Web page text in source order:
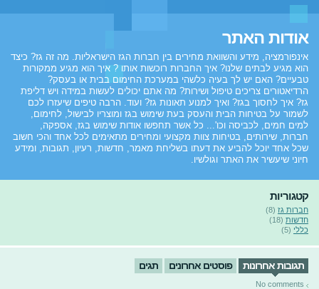
אודות האתר
אינפורמציה, מידע והשוואת מחירים בין חברות הגז הישראליות. מה זה גז? כיצד
הוא מגיע לבתים שלנו? איך החברות רוכשות אותו ? איך הוא מגיע ממקורות
טבעיים? האם יש לך בעיה כלשהי במערכת החימום בבית או בעסק?
הרדיאטורים צריכים טיפול ושירות? מה אתם יכולים לעשות במידה ויש דליפת
גז? איך לחסוך בגז? ואיך למנוע תאונות גז? ועוד. הרבה טיפים שיעזרו לכם
לשמור על בטיחות הבית והעסק בעת שימוש בגז ומוצריו לבישול, לחימום,
למים חמים, לכביסה וכו'... כל אשר תחפשו אודות שימוש בגז, אספקה,
חברות, שירותים, בטיחות צוות מקצועי ומחירים מתאימים לכל אחד והכי חשוב
שכל אחד יוכל להביע את דעתו בשליחת מאמר, חדשות, רעיון, תגובות, ומידע
חיוני שיעשיר את האתר וגולשיו.
קטגוריות
חברות גז (8)
חדשות (18)
כללי (5)
תגובות אחרונות פוסטים אחרונים תגים
No comments